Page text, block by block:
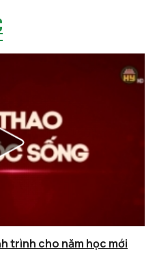
trình cho năm học mới